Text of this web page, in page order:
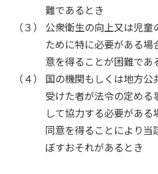
難であるとき
（３） 公衆衛生の向上又は児
ために特に必要がある場
意を得ることが困難であ
（４） 国の機関もしくは地方
受けた者が法令の定める
して協力する必要がある
同意を得ることにより当
ぼすおそれがあるとき